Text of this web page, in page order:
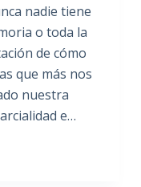
nadie tiene
o toda la
de cómo
que más nos
nuestra
e…